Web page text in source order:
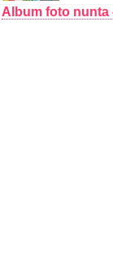
Album foto nunta